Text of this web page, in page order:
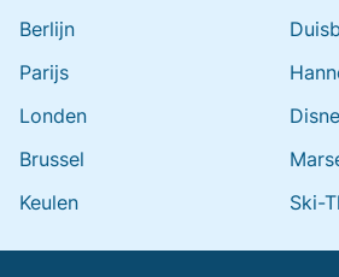
Berlijn
Parijs
Londen
Brussel
Keulen
Ski-